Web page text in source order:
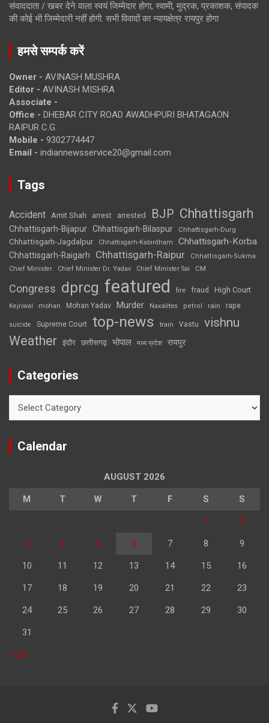
संवाददाता / खबर देने वाला स्वयं जिम्मेदार होगा, स्वामी, मुद्रक, प्रकाशक, संपादक
की कोई भी जिम्मेदारी नहीं होगी. सभी विवादों का न्यायक्षेत्र रायपुर होगा
हमसे सम्पर्क करें
Owner - AVINASH MUSHRA
Editor - AVINASH MISHRA
Associate -
Office - DHEBAR CITY ROAD AWADHPURI BHATAGAON
RAIPUR C.G.
Mobile - 9302774447
Email - indiannewsservice20@gmail.com
Tags
Accident Amit Shah arrest arrested BJP Chhattisgarh
Chhattisgarh-Bijapur Chhattisgarh-Bilaspur Chhattisgarh-Durg
Chhattisgarh-Jagdalpur Chhattisgarh-Kabirdham Chhattisgarh-Korba
Chhattisgarh-Raigarh Chhattisgarh-Raipur
Chhattisgarh-Sukma
Chief Minister
Chief Minister Dr. Yadav Chief Minister Sai CM
Congress dprcg featured fire fraud High Court
Kejriwal mohan Mohan Yadav Murder Naxalites petrol rain rape
suicide Supreme Court top-news train Vastu vishnu
Weather इंदौर छत्तीसगढ़ भोपाल मध्य प्रदेश रायपुर
Categories
Calendar
AUGUST 2026
M T W T F S S
1 2
3 4 5 6 7 8 9
10 11 12 13 14 15 16
17 18 19 20 21 22 23
24 25 26 27 28 29 30
31
« Jul